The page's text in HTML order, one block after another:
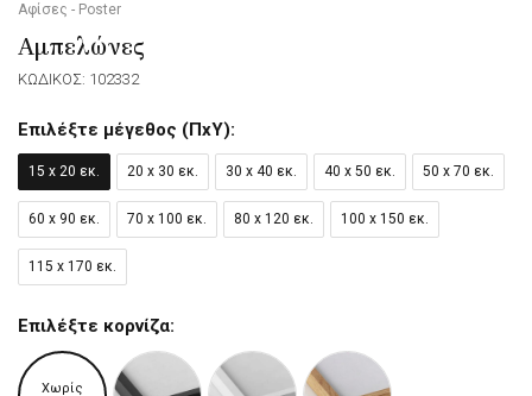
Αφίσες - Poster
Αμπελώνες
ΚΩΔΙΚΟΣ: 102332
Επιλέξτε μέγεθος (ΠxΥ):
15 x 20 εκ. 20 x 30 εκ. 30 x 40 εκ. 40 x 50 εκ. 50 x 70 εκ.
60 x 90 εκ. 70 x 100 εκ. 80 x 120 εκ. 100 x 150 εκ.
115 x 170 εκ.
Επιλέξτε κορνίζα:
Χωρίς